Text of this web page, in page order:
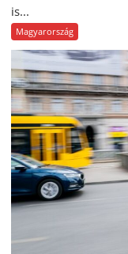
is...
Magyarország